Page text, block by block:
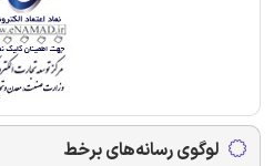
لوگوی رسانه‌های برخط